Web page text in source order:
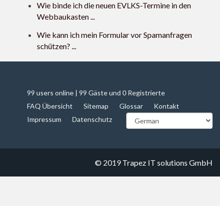
Wie binde ich die neuen EVLKS-Termine in den
Webbaukasten ...
Wie kann ich mein Formular vor Spamanfragen
schützen? ...
99 users online | 99 Gäste und 0 Registrierte
FAQ Übersicht
Sitemap Glossar
Kontakt
Impressum
Datenschutz
© 2019Trapez IT solutions GmbH